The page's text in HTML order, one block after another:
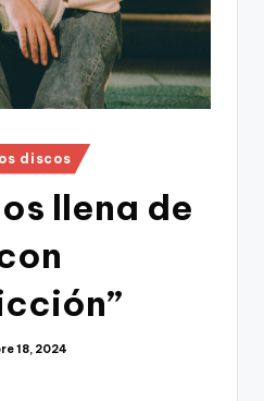
discos
llena de
18, 2024